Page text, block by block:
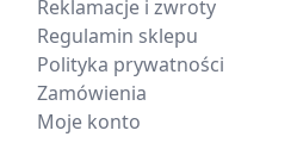
Reklamacje i zwroty
Regulamin sklepu
Polityka prywatności
Zamówienia
Moje konto